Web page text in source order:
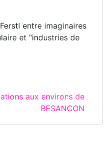
entre imaginaires
et "industries de
aux environs de
BESANCON